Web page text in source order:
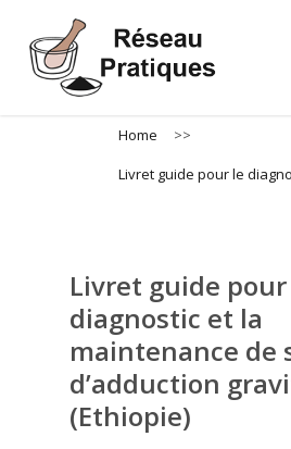
main
Home
>>
Livret guide pour le
Livret guide
diagnostic et la
maintenance de
d’adduction
(Ethiopie)